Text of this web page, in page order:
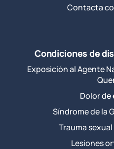
Contacta
Condiciones de
Exposición al Agente
Dolor de
Síndrome de la
Trauma
Lesiones